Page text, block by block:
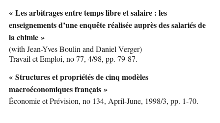
« Les arbitrages entre temps libre et salaire : les
enseignements d’une enquête réalisée auprès des salariés de
la chimie »
(with Jean-Yves Boulin and Daniel Verger)
Travail et Emploi, no 77, 4/98, pp. 79-87.
« Structures et propriétés de cinq modèles
macroéconomiques français »
Économie et Prévision, no 134, April-June, 1998/3, pp. 1-70.